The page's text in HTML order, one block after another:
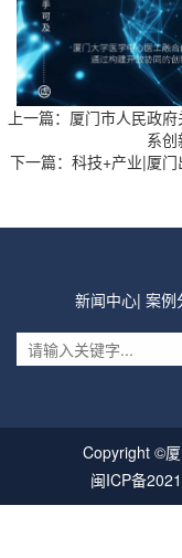
上一篇： 厦门市人民政
系
下一篇： 科技+产业|厦门
新闻中心| 案例
Copyright ©
闽ICP备